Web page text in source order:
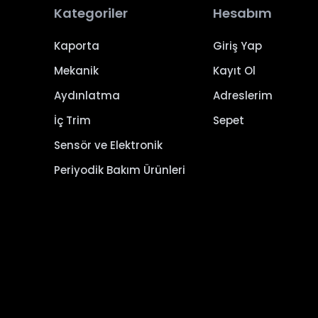
Kategoriler
Kaporta
Mekanik
Aydınlatma
İç Trim
Sensör ve Elektronik
Periyodik Bakım Ürünleri
Hesabım
Giriş Yap
Kayıt Ol
Adreslerim
Sepet